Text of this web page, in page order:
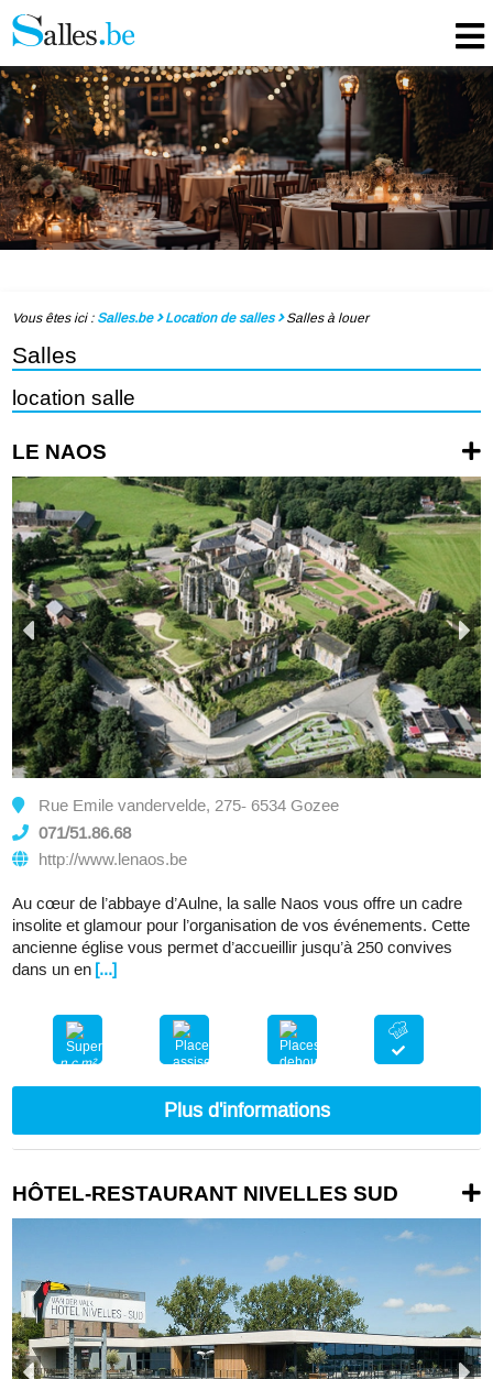
Vous êtes ici : Salles.be Location de salles Salles à louer
Salles
location salle
LE NAOS
Rue Emile vandervelde, 275- 6534 Gozee
071/51.86.68
http://www.lenaos.be
Au cœur de l’abbaye d’Aulne, la salle Naos vous offre un cadre
insolite et glamour pour l’organisation de vos événements. Cette
ancienne église vous permet d’accueillir jusqu’à 250 convives
dans un en [...]
n.c.m²
Plus d'informations
HÔTEL-RESTAURANT NIVELLES SUD